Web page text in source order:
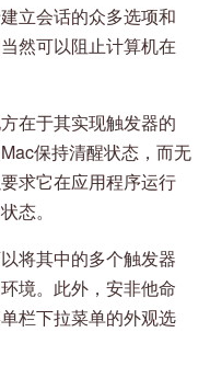
立会话的众多选项和
然可以阻止计算机在
在于其实现触发器的
保持清醒状态，而无
求它在应用程序运行
态。
将其中的多个触发器
境。此外，安非他命
栏下拉菜单的外观选